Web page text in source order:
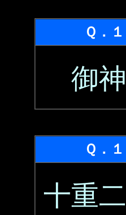
Ｑ．
御
Ｑ．
十重